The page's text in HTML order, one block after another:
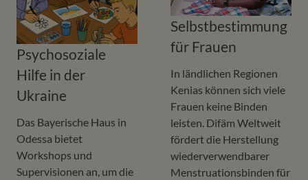
Psychosoziale
Hilfe in der
Ukraine
Das Bayerische Haus in
Odessa bietet
Workshops und
Supervisionen an, um die
Selbstbestimmung
für Frauen
In ländlichen Regionen
Kenias können sich viele
Frauen keine Binden
leisten. Difäm Weltweit
fördert die Herstellung
wiederverwendbarer
Menstruationsbinden für